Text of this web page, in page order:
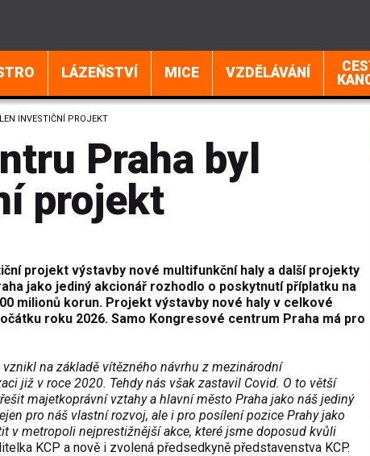
LÁZEŇSTVÍ MICE VZDĚLÁVÁNÍ
INVESTIČNÍ PROJEKT
Praha byl
projekt
ční projekt výstavby nové multifunkční haly a další projekty
jako jediný akcionář rozhodlo o poskytnutí příplatku na
milionů korun. Projekt výstavby nové haly v celkové
átku roku 2026. Samo Kongresové centrum Praha má pro
vznikl na základě vítězného návrhu z mezinárodní
již v roce 2020. Tehdy nás však zastavil Covid. O to větší
majetkoprávní vztahy a hlavní město Praha jako náš jediný
pro náš vlastní rozvoj, ale i pro posílení pozice Prahy jako
v metropoli nejprestižnější akce, které jsme doposud kvůli
KCP a nově i zvolená předsedkyně představenstva KCP.